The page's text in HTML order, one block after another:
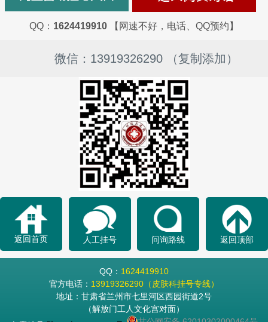
QQ： 1624419910 【网速不好，电话、QQ预约】
微信：13919326290 （复制添加）
返回首页 人工挂号 问询路线 返回顶部
QQ： 1624419910
官方电话： 13919326290（皮肤科挂号专线）
地址：甘肃省兰州市七里河区西园街道2号
（解放门工人文化宫对面）